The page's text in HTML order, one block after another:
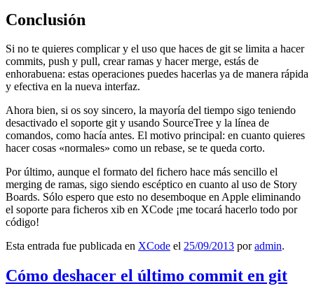
Conclusión
Si no te quieres complicar y el uso que haces de git se limita a hacer
commits, push y pull, crear ramas y hacer merge, estás de
enhorabuena: estas operaciones puedes hacerlas ya de manera rápida
y efectiva en la nueva interfaz.
Ahora bien, si os soy sincero, la mayoría del tiempo sigo teniendo
desactivado el soporte git y usando SourceTree y la línea de
comandos, como hacía antes. El motivo principal: en cuanto quieres
hacer cosas «normales» como un rebase, se te queda corto.
Por último, aunque el formato del fichero hace más sencillo el
merging de ramas, sigo siendo escéptico en cuanto al uso de Story
Boards. Sólo espero que esto no desemboque en Apple eliminando
el soporte para ficheros xib en XCode ¡me tocará hacerlo todo por
código!
Esta entrada fue publicada en XCode el 25/09/2013 poradmin.
Cómo deshacer el último commit en git